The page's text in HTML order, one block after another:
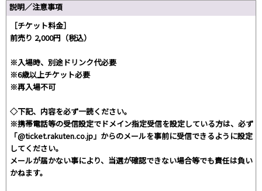
説明／注意事項
［チケット料金］
前売り 2,000円（税込）
※入場時、別途ドリンク代必要
※6歳以上チケット必要
※再入場不可
◇下記、内容を必ず一読ください。
※携帯電話等の受信設定でドメイン指定受信を設定している方は、必ず
「@ticket.rakuten.co.jp」からのメールを事前に受信できるように設定
してください。
メールが届かない事により、当選が確認できない場合等でも責任は負い
かねます。